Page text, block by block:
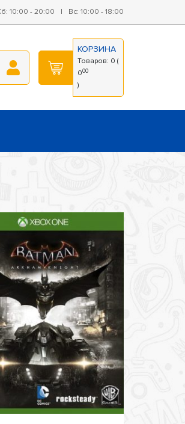
10:00 - 20:00 | Вс: 10:00 - 18:00
КОРЗИНА
Товаров: 0 (
000
)